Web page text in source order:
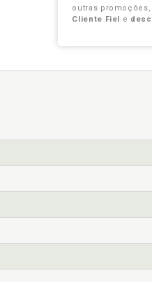
outras
Cliente Fiel e